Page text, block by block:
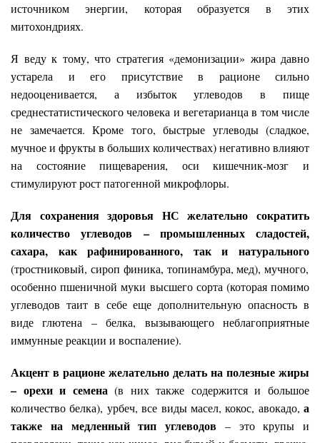
источником энергии, которая образуется в этих
митохондриях.
Я веду к тому, что стратегия «демонизации» жира давно
устарела и его присутствие в рационе сильно
недооценивается, а избыток углеводов в пище
среднестатистического человека и вегетарианца в том числе
не замечается. Кроме того, быстрые углеводы (сладкое,
мучное и фрукты в больших количествах) негативно влияют
на состояние пищеварения, оси кишечник-мозг и
стимулируют рост патогенной микрофлоры.
Для сохранения здоровья НС желательно сократить
количество углеводов
– промышленных сладостей,
сахара, как рафинированного, так и натурального
(тростниковый, сироп финика, топинамбура, мед), мучного,
особенно пшеничной муки высшего сорта (которая помимо
углеводов таит в себе еще дополнительную опасность в
виде глютена – белка, вызывающего неблагоприятные
иммунные реакции и воспаление).
Акцент в рационе желательно делать на полезные жиры
– орехи и семена (в них также содержится и большое
количество белка), урбеч, все виды масел, кокос, авокадо, а
также на медленный тип углеводов – это крупы и